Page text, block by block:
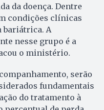
da doença. Dentre
condições clínicas
bariátrica. A
nesse grupo é a
o ministério.
serão
fundamentais
do tratamento à